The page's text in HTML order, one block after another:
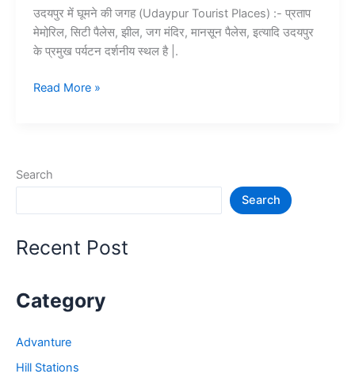
उदयपुर में घूमने की जगह (Udaypur Tourist Places) :- प्रताप
मेमोरि़ल, सिटी पैलेस, झील, जग मंदिर, मानसून पैलेस, इत्यादि उदयपुर
के प्रमुख पर्यटन दर्शनीय स्थल है |.
Top
की
Udaypur
Tourist
Read More »
Search
Search
Recent Post
Category
Advanture
Hill Stations